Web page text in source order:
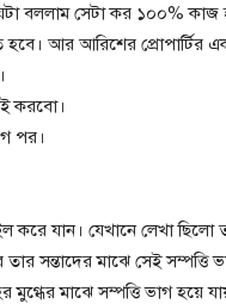
বললাম সেটা কর ১০০% কাজ
আর আরিশের
করবো।
পর।
যান। যেখানে লেখা ছিলো
সন্তাদের মাঝে সেই সম্পত্তি
মাঝে সম্পত্তি ভাগ হয়ে